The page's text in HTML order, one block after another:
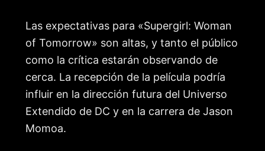
Las expectativas para «Supergirl: Woman
of Tomorrow» son altas, y tanto el público
como la crítica estarán observando de
cerca. La recepción de la película podría
influir en la dirección futura del Universo
Extendido de DC y en la carrera de Jason
Momoa.